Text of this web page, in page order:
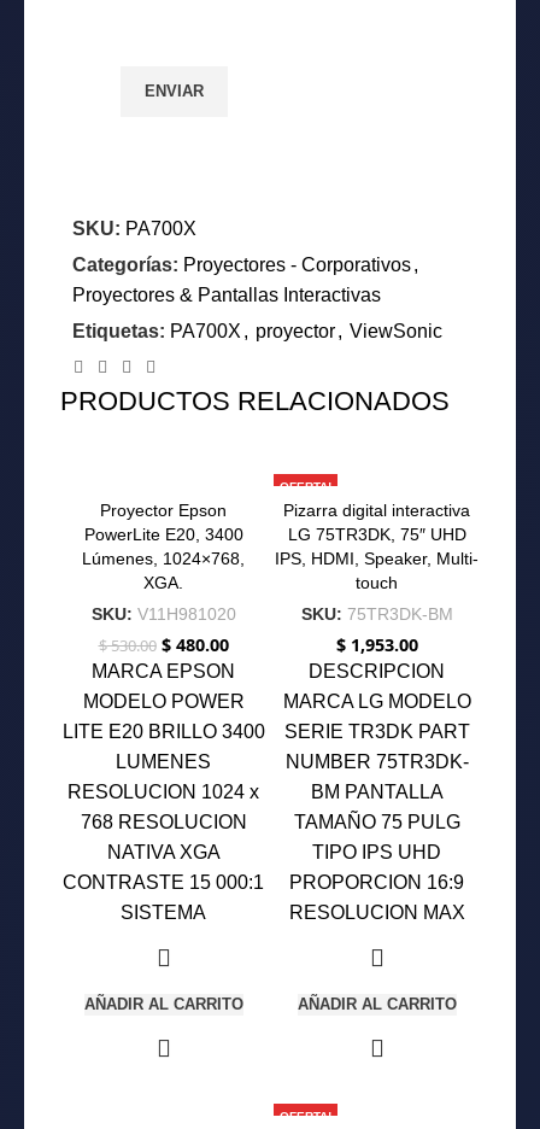
SKU: PA700X
Categorías: Proyectores - Corporativos,
Proyectores & Pantallas Interactivas
Etiquetas: PA700X , proyector, ViewSonic
PRODUCTOS RELACIONADOS
Proyector Epson
PowerLite E20, 3400
Lúmenes, 1024×768,
XGA.
SKU: V11H981020
$530.00 El
precio
era:
$ 530.00.
$480.00El
precio
es:
$ 480.00.
MARCA EPSON
MODELO POWER
LITE E20 BRILLO 3400
LUMENES
RESOLUCION 1024 x
768 RESOLUCION
NATIVA XGA
CONTRASTE 15 000:1
SISTEMA
AÑADIR AL CARRITO
OFERTA!
Pizarra digital interactiva
LG 75TR3DK, 75″ UHD
IPS, HDMI, Speaker, Multi-
touch
SKU: 75TR3DK-BM
$1,953.00
DESCRIPCION
MARCA LG MODELO
SERIE TR3DK PART
NUMBER 75TR3DK-
BM PANTALLA
TAMAÑO 75 PULG
TIPO IPS UHD
PROPORCION 16:9
RESOLUCION MAX
AÑADIR AL CARRITO
OFERTA!